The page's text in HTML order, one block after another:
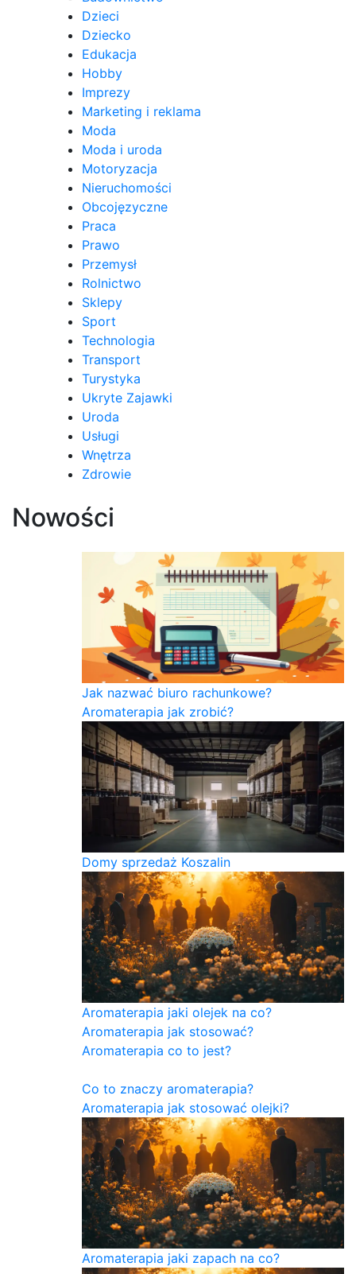
Dzieci
Dziecko
Edukacja
Hobby
Imprezy
Marketing i reklama
Moda
Moda i uroda
Motoryzacja
Nieruchomości
Obcojęzyczne
Praca
Prawo
Przemysł
Rolnictwo
Sklepy
Sport
Technologia
Transport
Turystyka
Ukryte Zajawki
Uroda
Usługi
Wnętrza
Zdrowie
Nowości
Jak nazwać biuro rachunkowe?
Aromaterapia jak zrobić?
Domy sprzedaż Koszalin
Aromaterapia jaki olejek na co?
Aromaterapia jak stosować?
Aromaterapia co to jest?
Co to znaczy aromaterapia?
Aromaterapia jak stosować olejki?
Aromaterapia jaki zapach na co?